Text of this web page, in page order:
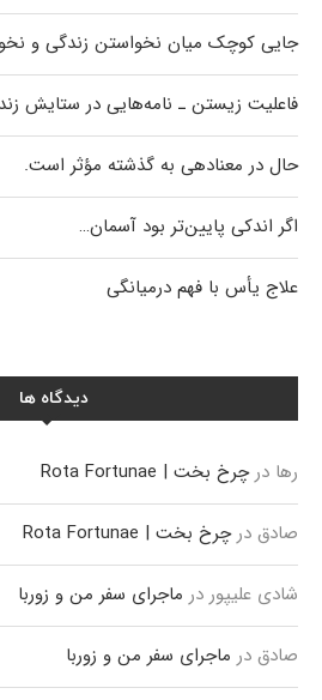
جایی کوچک میان نخواستن زندگی و
فاعلیت زیستن ـ نامه‌هایی در ستایش
حال در معنادهی به گذشته مؤثر است.
اگر اندکی پایین‌تر بود آسمان…
علاج یأس با فهم درمیانگی
دیدگاه ها
رها درچرخ بخت | Rota Fortunae
صادق درچرخ بخت | Rota Fortunae
شادی علیپور در ماجرای سفر من و زوربا
صادق در ماجرای سفر من و زوربا